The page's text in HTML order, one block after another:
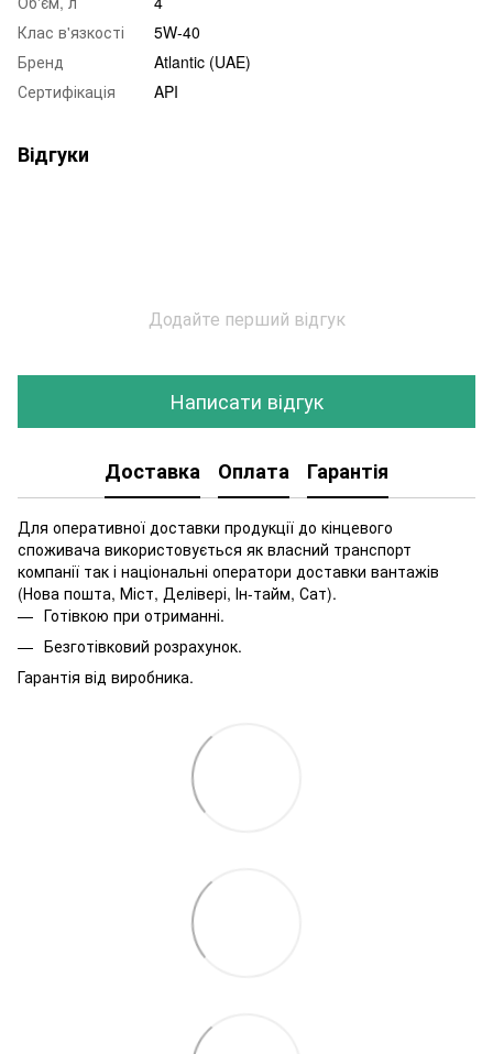
Клас в'язкості
5W-40
Бренд
Atlantic (UAE)
Сертифікація
API
Відгуки
Додайте перший відгук
Написати відгук
Доставка Оплата Гарантія
Для оперативної доставки продукції до кінцевого
споживача використовується як власний транспорт
компанії так і національні оператори доставки вантажів
(Нова пошта, Міст, Делівері, Ін-тайм, Сат).
Готівкою при отриманні.
Безготівковий розрахунок.
Гарантія від виробника.